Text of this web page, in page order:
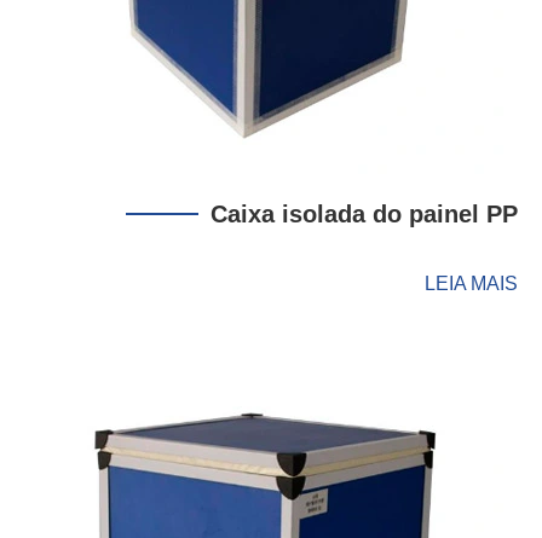
Caixa isolada do painel PP
LEIA MAIS